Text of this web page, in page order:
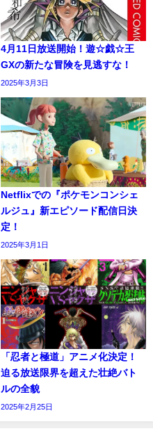
4月11日放送開始！遊☆戯☆王
GXの新たな冒険を見逃すな！
2025年3月3日
Netflixでの『ポケモンコンシェ
ルジュ』新エピソード配信日決
定！
2025年3月1日
「忍者と極道」アニメ化決定！
迫る放送限界を超えた壮絶バト
ルの全貌
2025年2月25日